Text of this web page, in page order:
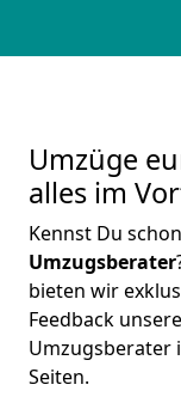
Umzüge
alles im
Kennst Du
Umzugsberater
bieten wir
Feedback
Umzugsberater
Seiten.